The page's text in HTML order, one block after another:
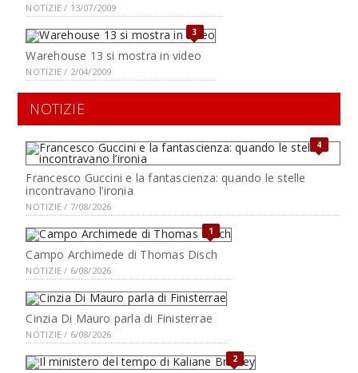
NOTIZIE / 13/07/2009
3
Warehouse 13 si mostra in video
NOTIZIE / 2/04/2009
NOTIZIE
4
Francesco Guccini e la fantascienza: quando le stelle
incontravano l’ironia
NOTIZIE / 7/08/2026
1
Campo Archimede di Thomas Disch
NOTIZIE / 6/08/2026
Cinzia Di Mauro parla di Finisterrae
NOTIZIE / 6/08/2026
2